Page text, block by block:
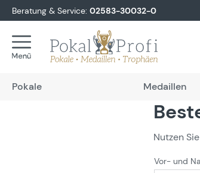
Zur Hauptnavigation springen
Beratung & Service: 02583-30032-0
Pokale Medaillen
Nutzen
Vor- und